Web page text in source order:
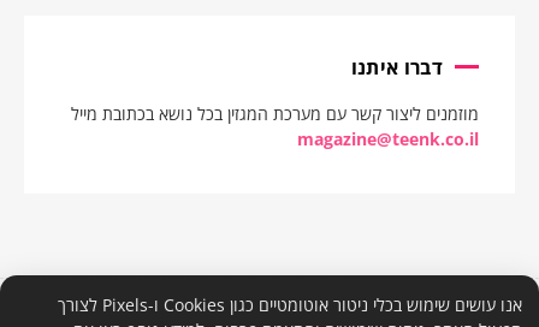
דברו איתנו
מוזמנים ליצור קשר עם מערכת המגזין בכל נושא בכתובת מייל
magazine@teenk.co.il
אנו עושים שימוש בכלי ניטור אוטומטיים כגון Cookies ו-Pixels לצורך